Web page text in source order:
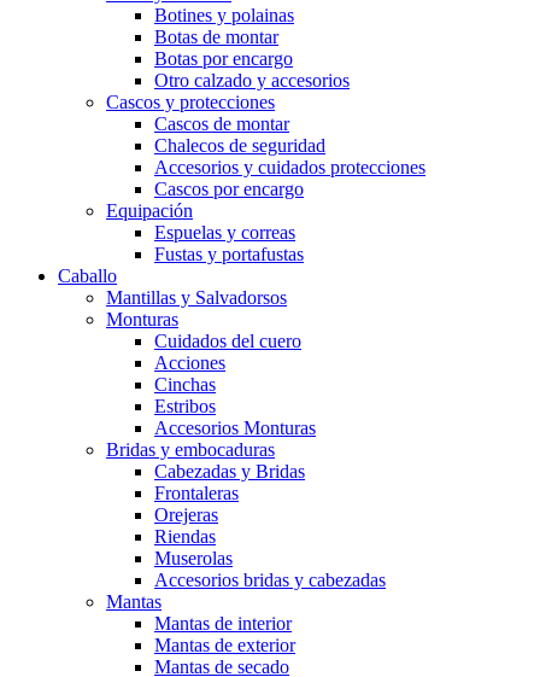
Botines y polainas
Botas de montar
Botas por encargo
Otro calzado y accesorios
Cascos y protecciones
Cascos de montar
Chalecos de seguridad
Accesorios y cuidados protecciones
Cascos por encargo
Equipación
Espuelas y correas
Fustas y portafustas
Caballo
Mantillas y Salvadorsos
Monturas
Cuidados del cuero
Acciones
Cinchas
Estribos
Accesorios Monturas
Bridas y embocaduras
Cabezadas y Bridas
Frontaleras
Orejeras
Riendas
Muserolas
Accesorios bridas y cabezadas
Mantas
Mantas de interior
Mantas de exterior
Mantas de secado